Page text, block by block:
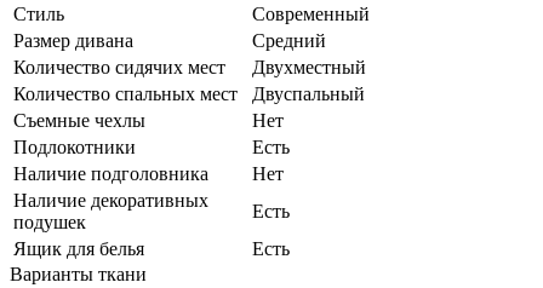
Стиль
Современный
Размер дивана
Средний
Количество сидячих мест
Двухместный
Количество спальных мест
Двуспальный
Съемные чехлы
Нет
Подлокотники
Есть
Наличие подголовника
Нет
Наличие декоративных
подушек
Есть
Ящик для белья
Есть
Варианты ткани